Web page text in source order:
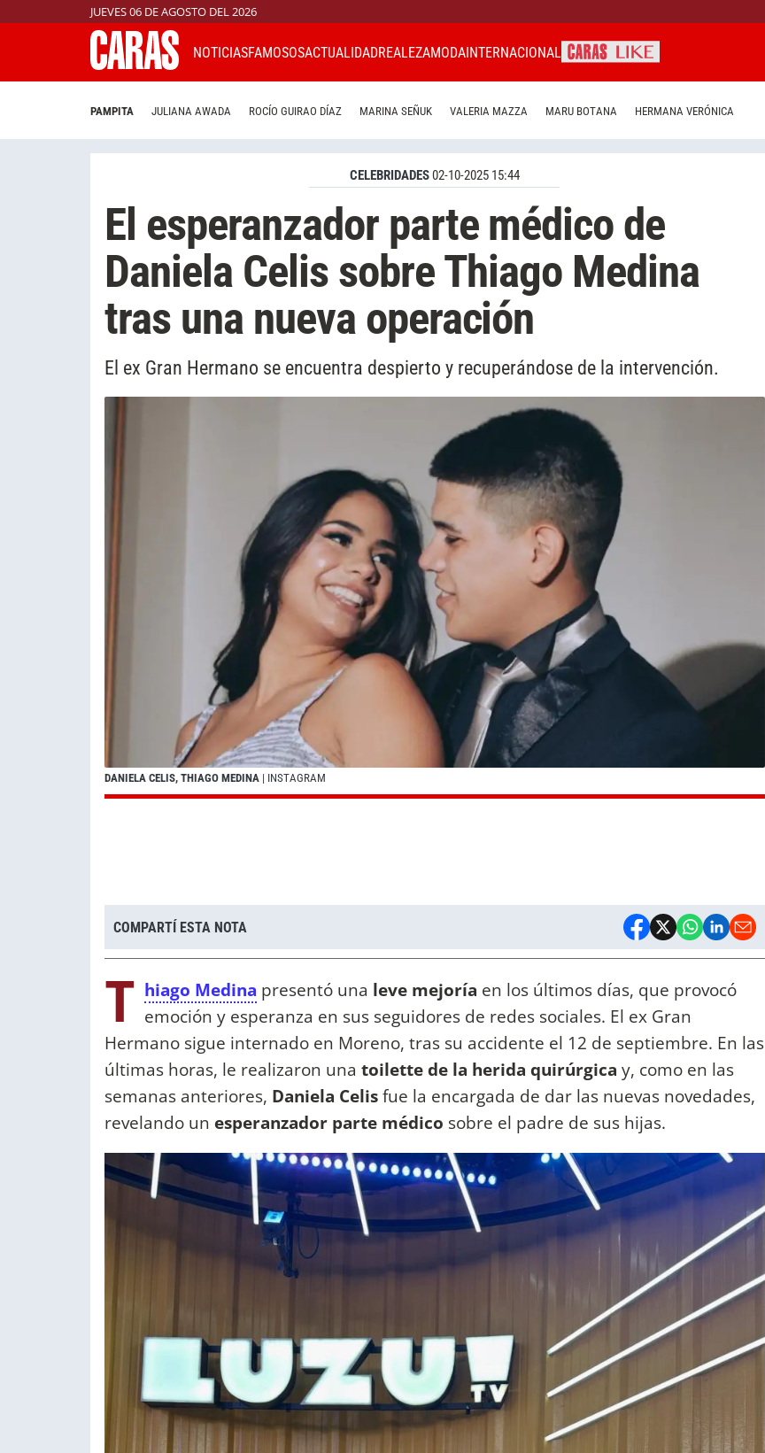
JUEVES 06 DE AGOSTO DEL 2026
NOTICIASFAMOSOSACTUALIDADREALEZAMODAINTERNACIONAL
PAMPITA JULIANA AWADA ROCÍO GUIRAO DÍAZ MARINA SEÑUK VALERIA MAZZA MARU BOTANA HERMANA VERÓNICA
CELEBRIDADES02-10-2025 15:44
El esperanzador parte médico de
Daniela Celis sobre Thiago Medina
tras una nueva operación
El ex Gran Hermano se encuentra despierto y recuperándose de la intervención.
DANIELA CELIS, THIAGO MEDINA | INSTAGRAM
COMPARTÍ ESTA NOTA
T hiago Medina presentó una leve mejoría en los últimos días, que provocó
emoción y esperanza en sus seguidores de redes sociales. El ex Gran
Hermano sigue internado en Moreno, tras su accidente el 12 de septiembre. En las
últimas horas, le realizaron una toilette de la herida quirúrgica y, como en las
semanas anteriores, Daniela Celisfue la encargada de dar las nuevas novedades,
revelando un esperanzador parte médico sobre el padre de sus hijas.